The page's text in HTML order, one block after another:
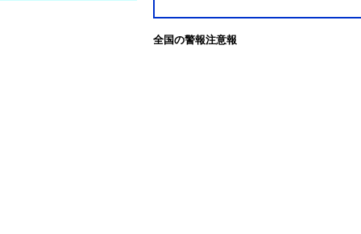
全国の警報注意報